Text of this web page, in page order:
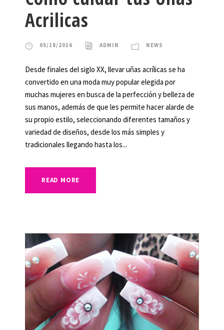
Acrilicas
05/18/2016 ADMIN NEWS
Desde finales del siglo XX, llevar uñas acrílicas se ha
convertido en una moda muy popular elegida por
muchas mujeres en busca de la perfección y belleza de
sus manos, además de que les permite hacer alarde de
su propio estilo, seleccionando diferentes tamaños y
variedad de diseños, desde los más simples y
tradicionales llegando hasta los...
READ MORE